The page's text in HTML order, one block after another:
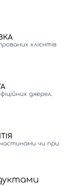
клієнтів
джерел.
чи при